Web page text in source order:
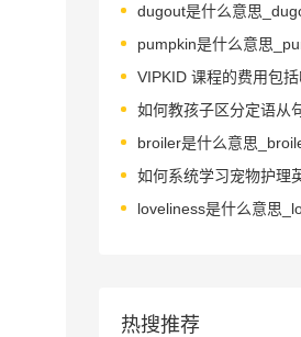
VIPKID 课程的费用包括
如何系统学习宠物护理
热搜推荐